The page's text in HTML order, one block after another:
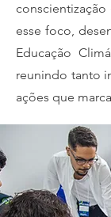
esse foco,
Educação
reunindo tanto
ações que